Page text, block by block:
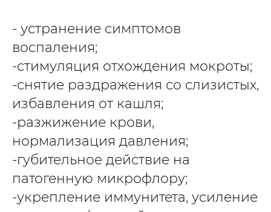
- устранение симптомов
воспаления;
-стимуляция отхождения мокроты;
-снятие раздражения со слизистых,
избавления от кашля;
-разжижение крови,
нормализация давления;
-губительное действие на
патогенную микрофлору;
-укрепление иммунитета, усиление